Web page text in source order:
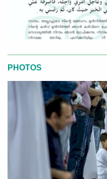
PHOTOS